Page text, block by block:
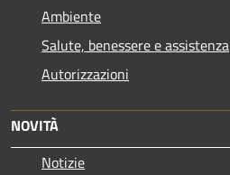
Ambiente
Salute, benessere e assistenza
Autorizzazioni
NOVITÀ
Notizie